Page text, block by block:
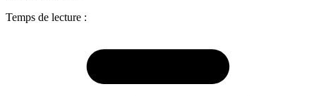
Temps de lecture :